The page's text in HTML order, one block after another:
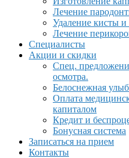
Лечение
Удаление кисты и
Лечение
Специалисты
Акции и скидки
Спец.
осмотра.
Белоснежная
Оплата
капиталом
Кредит и
Бонусная система
Записаться на прием
Контакты